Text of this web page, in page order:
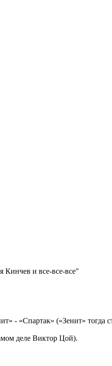
Кинчев и все-все-все"
- «Спартак» («Зенит»
деле Виктор Цой).